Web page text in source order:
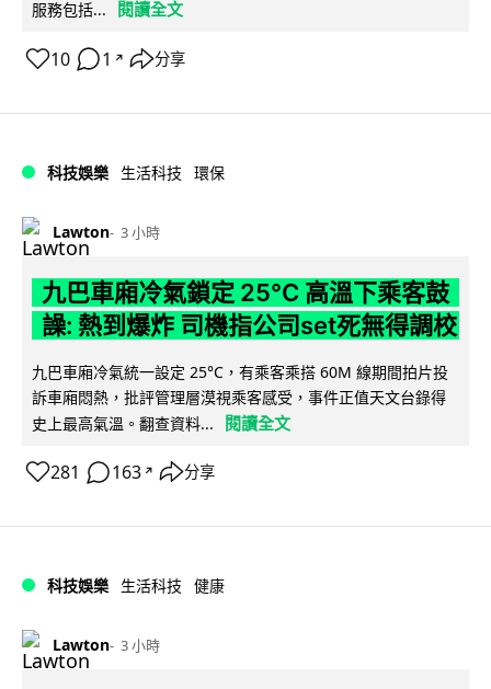
服務包括... 閱讀全文
10 1 ↗ 分享
科技娛樂 生活科技 環保
Lawton 3 小時
九巴車廂冷氣鎖定 25°C 高溫下乘客鼓
譟: 熱到爆炸 司機指公司set死無得調校
九巴車廂冷氣統一設定 25°C，有乘客乘搭 60M 線期間拍片投
訴車廂悶熱，批評管理層漠視乘客感受，事件正值天文台錄得
史上最高氣溫。翻查資料...
閱讀全文
281 163 ↗ 分享
科技娛樂 生活科技 健康
Lawton 3 小時